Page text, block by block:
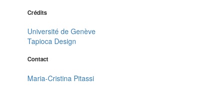
Crédits
Université de Genève
Tapioca Design
Contact
Maria-Cristina Pitassi